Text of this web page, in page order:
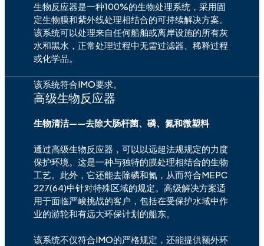
生物反应器是一种100%的生物处理系统，采用固
定生物膜和紫外线处理相结合的可持续解决方案。
该系统可以处理来自任何船舶或离岸设施的所有灰
水和黑水，正常处理过程中无需过滤器、稀释过程
或化学品。
该系统符合IMO要求。
高级生物反应器
生物清洁——去除大肠杆菌、磷、氮和微塑料
通过高级生物反应器，可以以远超法规规定的力度
保护环境。这是一种与独特的膜处理相结合的生物
工艺。此外，它还能去除磷和氮，从而符合MEPC
227(64)中针对特殊区域的规定。高级解决方案适
用于面临严峻挑战的客户，包括在受保护水域中作
业的游轮和有远大环保计划的船东。
该系统不仅符合IMO的严格规定，还能提供额外环